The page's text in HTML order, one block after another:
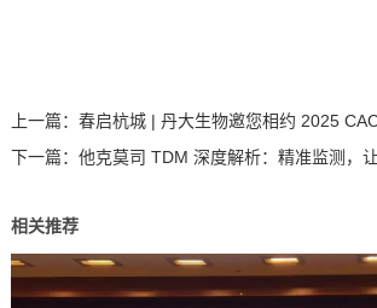
上一篇： 春启杭城 | 丹大生物邀您相约 2025
下一篇： 他克莫司 TDM 深度解析：精准监测，
相关推荐